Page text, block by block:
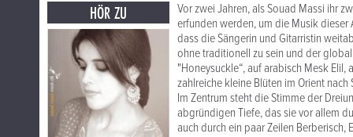
HÖR ZU
Vor zwei Jahren, als Souad Massi ihr
erfunden werden, um die Musik
dass die Sängerin und Gitarristin
ohne traditionell zu sein und der
"Honeysuckle“, auf arabisch Mesk
zahlreiche kleine Blüten im Orient
Im Zentrum steht die Stimme der
abgründigen Tiefe, das sie vor allem
auch durch ein paar Zeilen Berberisch,